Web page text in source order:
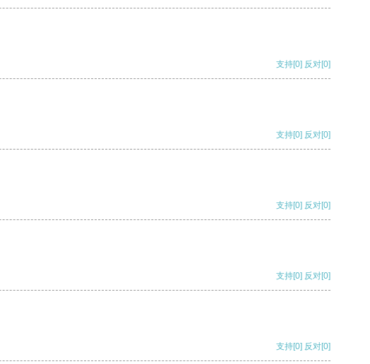
支持[0] 反对[0]
支持[0] 反对[0]
支持[0] 反对[0]
支持[0] 反对[0]
支持[0] 反对[0]